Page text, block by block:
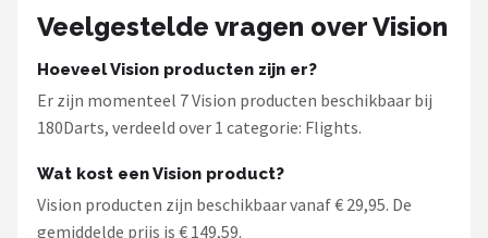
Veelgestelde vragen over Vision
Hoeveel Vision producten zijn er?
Er zijn momenteel 7 Vision producten beschikbaar bij
180Darts, verdeeld over 1 categorie: Flights.
Wat kost een Vision product?
Vision producten zijn beschikbaar vanaf € 29,95. De
gemiddelde prijs is € 149,59.